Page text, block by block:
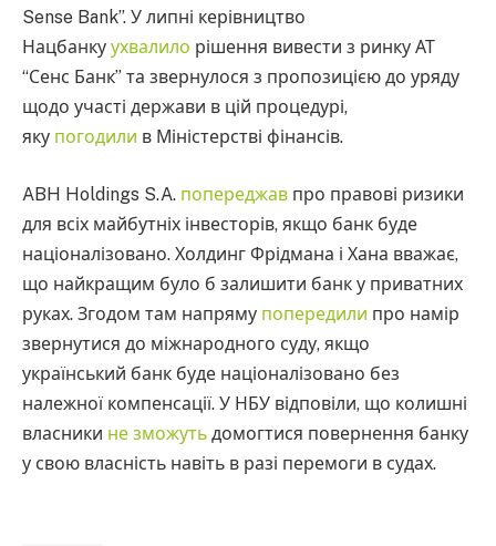
Sense Bank”. У липні керівництво
Нацбанку ухвалило рішення вивести з ринку АТ
“Сенс Банк” та звернулося з пропозицією до уряду
щодо участі держави в цій процедурі,
яку погодили в Міністерстві фінансів.
ABH Holdings S.A. попереджав про правові ризики
для всіх майбутніх інвесторів, якщо банк буде
націоналізовано. Холдинг Фрідмана і Хана вважає,
що найкращим було б залишити банк у приватних
руках. Згодом там напряму попередили про намір
звернутися до міжнародного суду, якщо
український банк буде націоналізовано без
належної компенсації. У НБУ відповіли, що колишні
власники не зможуть домогтися повернення банку
у свою власність навіть в разі перемоги в судах.